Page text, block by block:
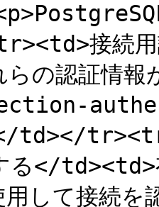
接続用
らの認証情
td></
る</td><td>
用して接続